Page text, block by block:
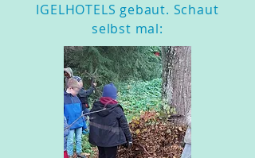
IGELHOTELS gebaut. Schaut
selbst mal: